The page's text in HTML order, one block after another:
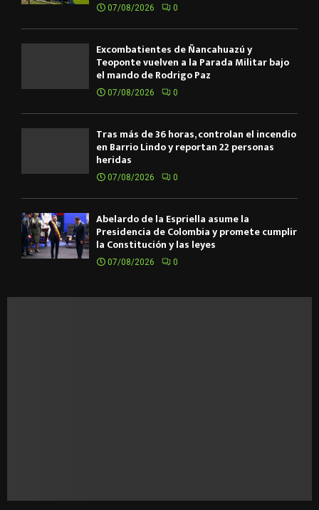
07/08/2026 0
Excombatientes de Ñancahuazú y
Teoponte vuelven a la Parada Militar bajo
el mando de Rodrigo Paz
07/08/2026 0
Tras más de 36 horas, controlan el incendio
en Barrio Lindo y reportan 22 personas
heridas
07/08/2026 0
Abelardo de la Espriella asume la
Presidencia de Colombia y promete cumplir
la Constitución y las leyes
07/08/2026 0